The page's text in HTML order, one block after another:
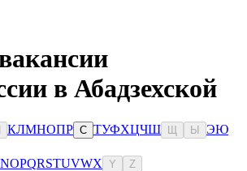
в Абадзехской
КЛМНОПР С ТУФХЦЧШ Ы ЭЮ
NOPQRSTUVWX Y Z